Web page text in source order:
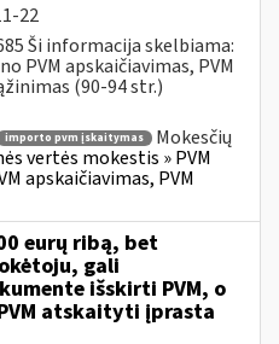
22
Ši informacija skelbiama:
PVM apskaičiavimas, PVM
(90-94 str.)
importo pvm įskaitymas
Mokesčių
vertės mokestis » PVM
apskaičiavimas, PVM
eurų ribą, bet
gali
išskirti PVM, o
atskaityti įprasta